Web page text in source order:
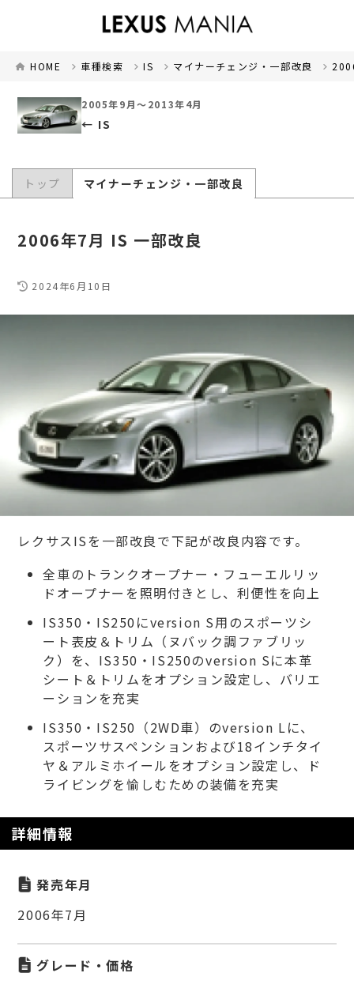
HOME 車種検索 IS マイナーチェンジ・一部改良
2005年9月～2013年4月
IS
トップ マイナーチェンジ・一部改良
2006年7月 IS 一部改良
2024年6月10日
レクサスISを一部改良で下記が改良内容です。
全車のトランクオープナー・フューエルリッ
ドオープナーを照明付きとし、利便性を向上
IS350・IS250にversion S用のスポーツシ
ート表皮＆トリム（ヌバック調ファブリッ
ク）を、IS350・IS250のversion Sに本革
シート＆トリムをオプション設定し、バリエ
ーションを充実
IS350・IS250（2WD車）のversion Lに、
スポーツサスペンションおよび18インチタイ
ヤ＆アルミホイールをオプション設定し、ド
ライビングを愉しむための装備を充実
詳細情報
発売年月
2006年7月
グレード・価格